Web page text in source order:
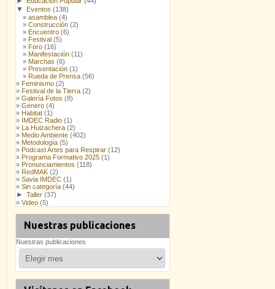
▼ Eventos (138)
asamblea (4)
Construcción (2)
Encuentro (6)
Festival (5)
Foro (16)
Manifestación (11)
Marchas (6)
Presentación (1)
Rueda de Prensa (56)
Feminismo (2)
Festival de la Tierra (2)
Galería Fotos (8)
Género (4)
Habitat (1)
IMDEC Radio (1)
La Huizachera (2)
Medio Ambiente (402)
Metodología (5)
Podcast Artes para Respirar (12)
Programa Formativo 2025 (1)
Pronunciamientos (118)
RedMAK (2)
Savia IMDEC (1)
Sin categoría (44)
► Taller (37)
Video (5)
Nuestras publicaciones
Nuestras publicaciones